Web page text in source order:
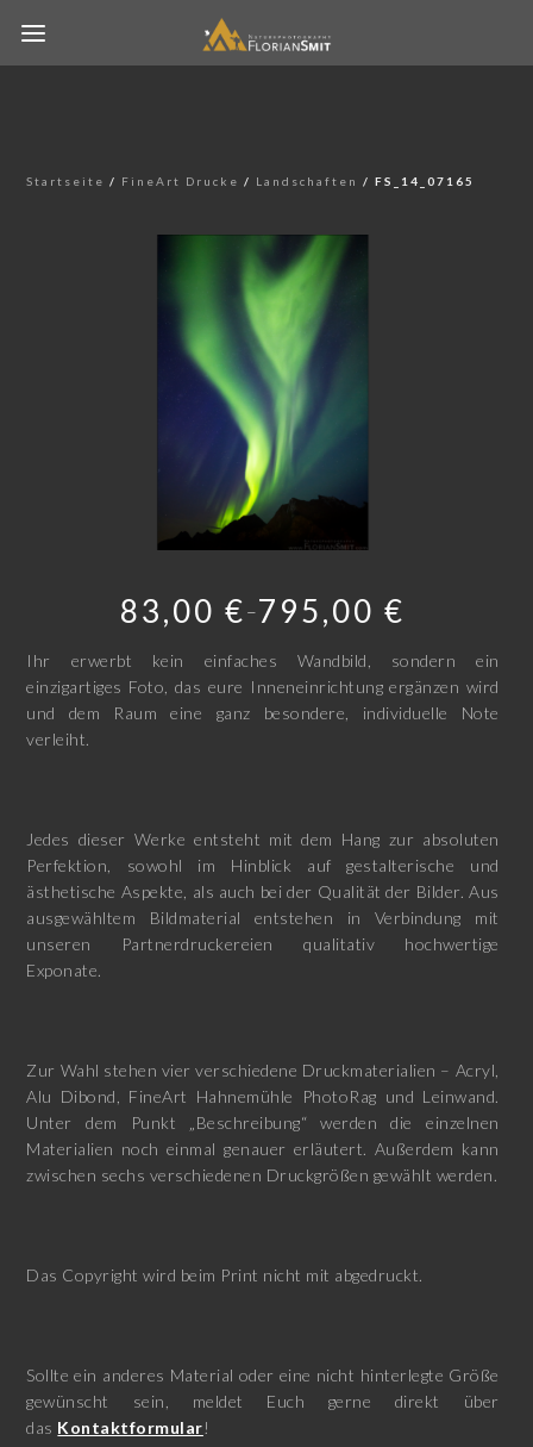
Startseite / FineArt Drucke / Landschaften / FS_14_07165
83,00€ –795,00 €
Ihr erwerbt kein einfaches Wandbild, sondern ein
einzigartiges Foto, das eure Inneneinrichtung ergänzen wird
und dem Raum eine ganz besondere, individuelle Note
verleiht.
Jedes dieser Werke entsteht mit dem Hang zur absoluten
Perfektion, sowohl im Hinblick auf gestalterische und
ästhetische Aspekte, als auch bei der Qualität der Bilder. Aus
ausgewähltem Bildmaterial entstehen in Verbindung mit
unseren Partnerdruckereien qualitativ hochwertige
Exponate.
Zur Wahl stehen vier verschiedene Druckmaterialien – Acryl,
Alu Dibond, FineArt Hahnemühle PhotoRag und Leinwand.
Unter dem Punkt „Beschreibung“ werden die einzelnen
Materialien noch einmal genauer erläutert. Außerdem kann
zwischen sechs verschiedenen Druckgrößen gewählt werden.
Das Copyright wird beim Print nicht mit abgedruckt.
Sollte ein anderes Material oder eine nicht hinterlegte Größe
gewünscht sein, meldet Euch gerne direkt über
das Kontaktformular!